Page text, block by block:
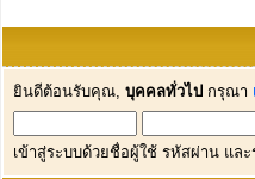
ยินดีต้อนรับคุณ, บุคคลทั่วไป กรุณา
เข้าสู่ระบบด้วยชื่อผู้ใช้ รหัสผ่าน และ